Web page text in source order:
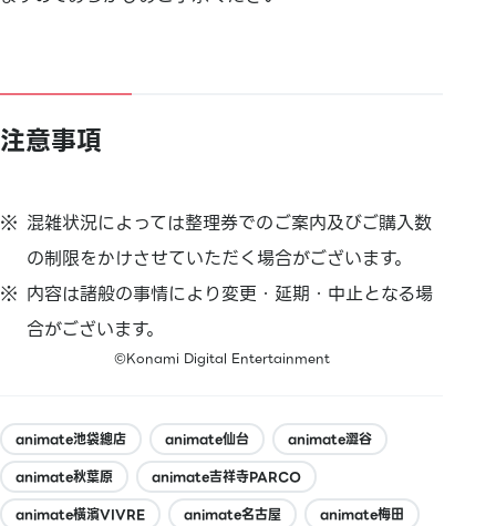
注意事項
混雑状況によっては整理券でのご案内及びご購入数
の制限をかけさせていただく場合がございます。
内容は諸般の事情により変更・延期・中止となる場
合がございます。
©Konami Digital Entertainment
animate池袋總店 animate仙台
animate澀谷
animate秋葉原
animate吉祥寺PARCO
animate橫濱VIVRE
animate名古屋
animate梅田